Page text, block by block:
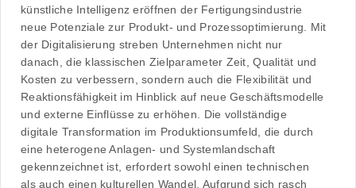
künstliche Intelligenz eröffnen der Fertigungsindustrie
neue Potenziale zur Produkt- und Prozessoptimierung. Mit
der Digitalisierung streben Unternehmen nicht nur
danach, die klassischen Zielparameter Zeit, Qualität und
Kosten zu verbessern, sondern auch die Flexibilität und
Reaktionsfähigkeit im Hinblick auf neue Geschäftsmodelle
und externe Einflüsse zu erhöhen. Die vollständige
digitale Transformation im Produktionsumfeld, die durch
eine heterogene Anlagen- und Systemlandschaft
gekennzeichnet ist, erfordert sowohl einen technischen
als auch einen kulturellen Wandel. Aufgrund sich rasch